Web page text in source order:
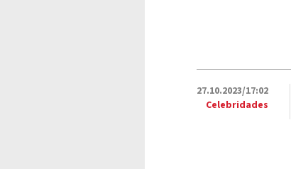
27.10.2023/17:02
Celebridades